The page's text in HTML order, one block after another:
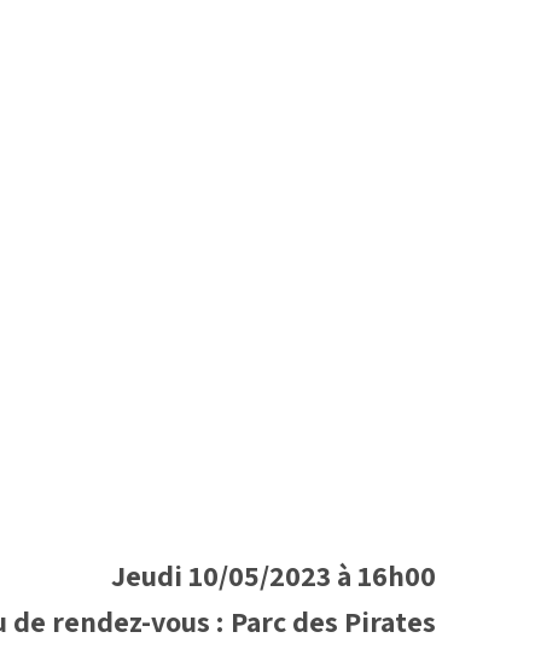
Jeudi 10/05/2023 à 16h00
de rendez-vous : Parc des Pirates